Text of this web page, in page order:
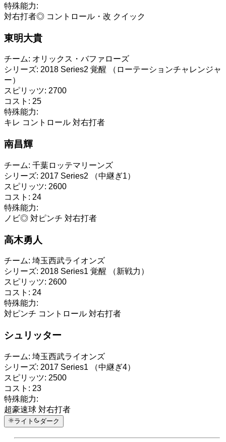
特殊能力:
対右打者◎ コントロール・改 クイック
東明大貴
チーム: オリックス・バファローズ
シリーズ: 2018 Series2 覚醒 （ローテーションチャレンジャ
ー）
スピリッツ: 2700
コスト: 25
特殊能力:
キレ コントロール 対右打者
南昌輝
チーム: 千葉ロッテマリーンズ
シリーズ: 2017 Series2 （中継ぎ1）
スピリッツ: 2600
コスト: 24
特殊能力:
ノビ◎ 対ピンチ 対右打者
高木勇人
チーム: 埼玉西武ライオンズ
シリーズ: 2018 Series1 覚醒 （新戦力）
スピリッツ: 2600
コスト: 24
特殊能力:
対ピンチ コントロール 対右打者
シュリッター
チーム: 埼玉西武ライオンズ
シリーズ: 2017 Series1 （中継ぎ4）
スピリッツ: 2500
コスト: 23
特殊能力:
超豪速球 対右打者
ライト ダーク